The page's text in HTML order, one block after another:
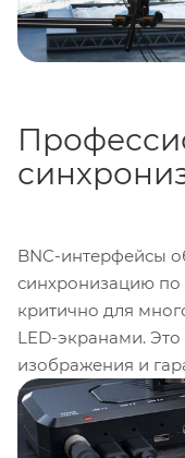
Blackmagic Camera.
BNC-интерфейсы
синхронизацию по
критично для
LED-экранами.
изображения и
кадров при
Resolve.
тремя